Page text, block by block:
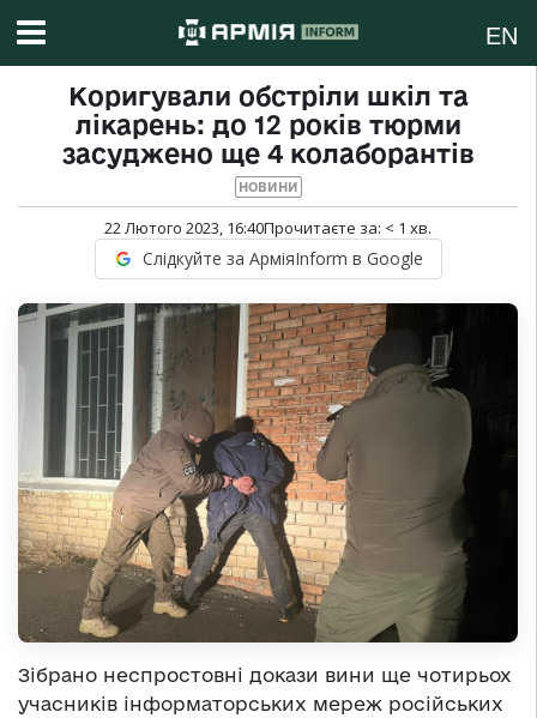
EN
Коригували обстріли шкіл та
лікарень: до 12 років тюрми
засуджено ще 4 колаборантів
НОВИНИ
22 Лютого 2023, 16:40Прочитаєте за: < 1 хв.
Слідкуйте за АрміяInform в Google
Зібрано неспростовні докази вини ще чотирьох
учасників інформаторських мереж російських